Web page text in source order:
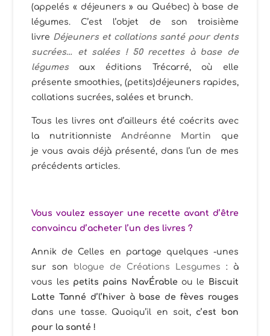
(appelés « déjeuners » au Québec) à base de
légumes. C’est l’objet de son troisième
livre Déjeuners et collations santé pour dents
sucrées… et salées ! 50 recettes à base de
légumes
aux éditions Trécarré, où elle
présente smoothies, (petits)déjeuners rapides,
collations sucrées, salées et brunch.
Tous les livres ont d’ailleurs été coécrits avec
la nutritionniste Andréanne Martin que
je vous avais déjà présenté, dans l’un de mes
précédents articles.
Vous voulez essayer une recette avant d’être
convaincu d’acheter l’un des livres ?
Annik de Celles en partage quelques -unes
sur son blogue de Créations Lesgumes : à
vous les petits pains NavÉrable ou le Biscuit
Latte Tanné d’l’hiver à base de fèves rouges
dans une tasse. Quoiqu’il en soit, c’est bon
pour la santé !